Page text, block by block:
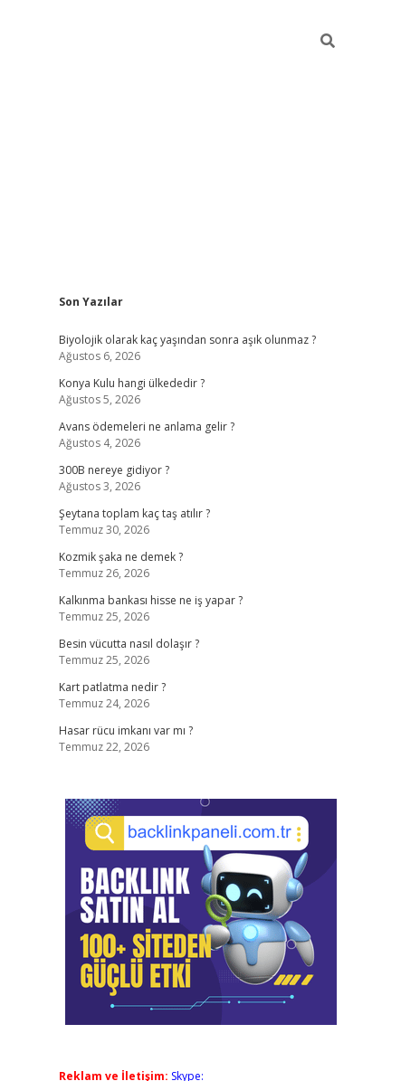
Sidebar
Son Yazılar
Biyolojik olarak kaç yaşından sonra aşık olunmaz ?
Ağustos 6, 2026
Konya Kulu hangi ülkededir ?
Ağustos 5, 2026
Avans ödemeleri ne anlama gelir ?
Ağustos 4, 2026
300B nereye gidiyor ?
Ağustos 3, 2026
Şeytana toplam kaç taş atılır ?
Temmuz 30, 2026
Kozmik şaka ne demek ?
Temmuz 26, 2026
Kalkınma bankası hisse ne iş yapar ?
Temmuz 25, 2026
Besin vücutta nasıl dolaşır ?
Temmuz 25, 2026
Kart patlatma nedir ?
Temmuz 24, 2026
Hasar rücu imkanı var mı ?
Temmuz 22, 2026
Reklam ve İletişim: Skype: